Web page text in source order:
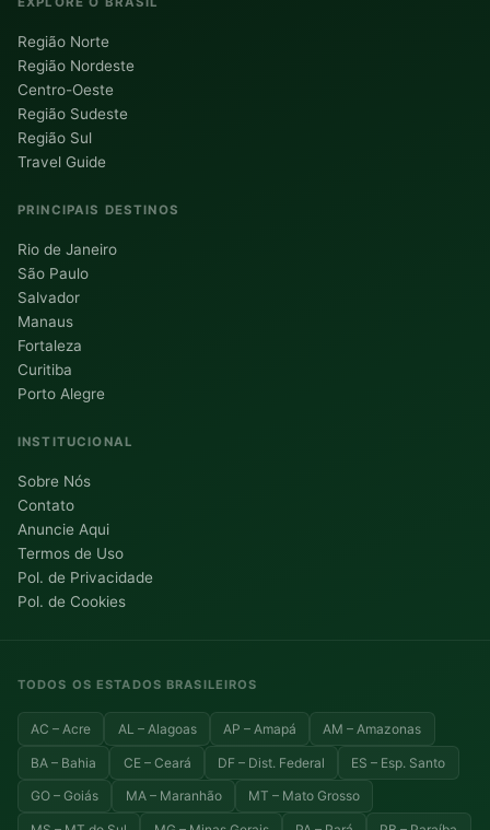
Região Norte
Região Nordeste
Centro-Oeste
Região Sudeste
Região Sul
Travel Guide
PRINCIPAIS DESTINOS
Rio de Janeiro
São Paulo
Salvador
Manaus
Fortaleza
Curitiba
Porto Alegre
INSTITUCIONAL
Sobre Nós
Contato
Anuncie Aqui
Termos de Uso
Pol. de Privacidade
Pol. de Cookies
TODOS OS ESTADOS BRASILEIROS
AC – Acre AL – Alagoas AP – Amapá AM – Amazonas
BA – Bahia CE – Ceará DF – Dist. Federal ES – Esp. Santo
GO – Goiás MA – Maranhão MT – Mato Grosso